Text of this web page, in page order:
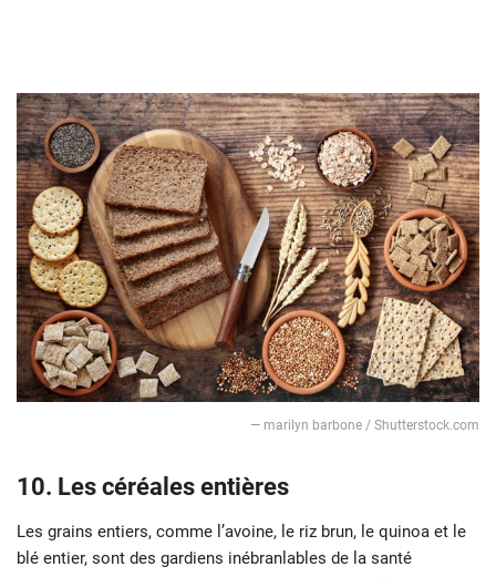
— marilyn barbone / Shutterstock.com
10. Les céréales entières
Les grains entiers, comme l’avoine, le riz brun, le quinoa et le
blé entier, sont des gardiens inébranlables de la santé